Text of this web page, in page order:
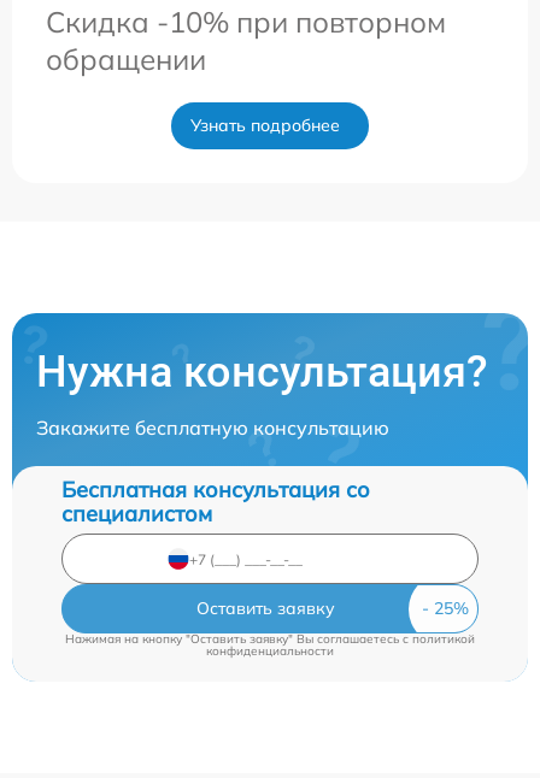
Скидка -10% при повторном
обращении
Узнать подробнее
Нужна консультация?
Закажите бесплатную консультацию
Бесплатная консультация со
специалистом
Оставить заявку
Нажимая на кнопку "Оставить заявку" Вы соглашаетесь c политикой
конфиденциальности